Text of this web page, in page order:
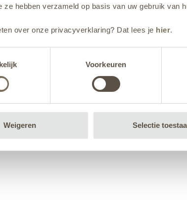
ze hebben verzameld op basis van uw gebruik van
over onze privacyverklaring? Dat lees je hier.
Voorkeuren
Weigeren Selectie